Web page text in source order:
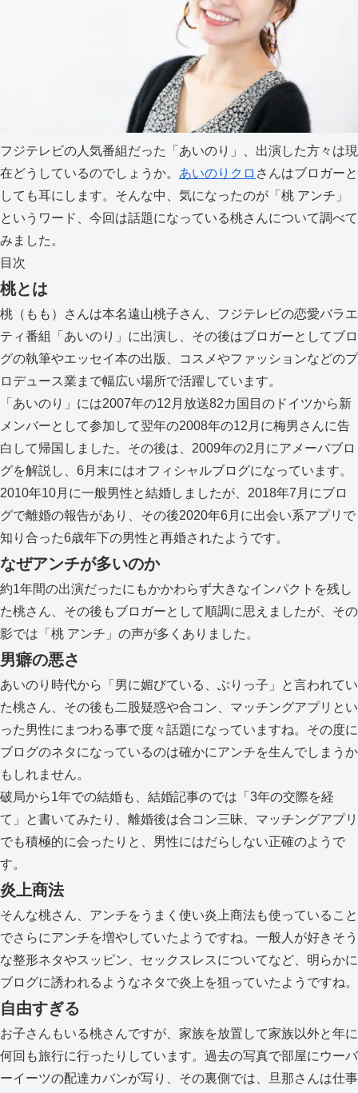
フジテレビの人気番組だった「あいのり」、出演した方々は現
在どうしているのでしょうか。 あいのりクロ さんはブロガーと
しても耳にします。そんな中、気になったのが「桃 アンチ」
というワード、今回は話題になっている桃さんについて調べて
みました。
目次
桃とは
桃（もも）さんは本名遠山桃子さん、フジテレビの恋愛バラエ
ティ番組「あいのり」に出演し、その後はブロガーとしてブロ
グの執筆やエッセイ本の出版、コスメやファッションなどのプ
ロデュース業まで幅広い場所で活躍しています。
「あいのり」には2007年の12月放送82カ国目のドイツから新
メンバーとして参加して翌年の2008年の12月に梅男さんに告
白して帰国しました。その後は、2009年の2月にアメーバブロ
グを解説し、6月末にはオフィシャルブログになっています。
2010年10月に一般男性と結婚しましたが、2018年7月にブロ
グで離婚の報告があり、その後2020年6月に出会い系アプリで
知り合った6歳年下の男性と再婚されたようです。
なぜアンチが多いのか
約1年間の出演だったにもかかわらず大きなインパクトを残し
た桃さん、その後もブロガーとして順調に思えましたが、その
影では「桃 アンチ」の声が多くありました。
男癖の悪さ
あいのり時代から「男に媚びている、ぶりっ子」と言われてい
た桃さん、その後も二股疑惑や合コン、マッチングアプリとい
った男性にまつわる事で度々話題になっていますね。その度に
ブログのネタになっているのは確かにアンチを生んでしまうか
もしれません。
破局から1年での結婚も、結婚記事のでは「3年の交際を経
て」と書いてみたり、離婚後は合コン三昧、マッチングアプリ
でも積極的に会ったりと、男性にはだらしない正確のようで
す。
炎上商法
そんな桃さん、アンチをうまく使い炎上商法も使っていること
でさらにアンチを増やしていたようですね。一般人が好きそう
な整形ネタやスッピン、セックスレスについてなど、明らかに
ブログに誘われるようなネタで炎上を狙っていたようですね。
自由すぎる
お子さんもいる桃さんですが、家族を放置して家族以外と年に
何回も旅行に行ったりしています。過去の写真で部屋にウーバ
ーイーツの配達カバンが写り、その裏側では、旦那さんは仕事